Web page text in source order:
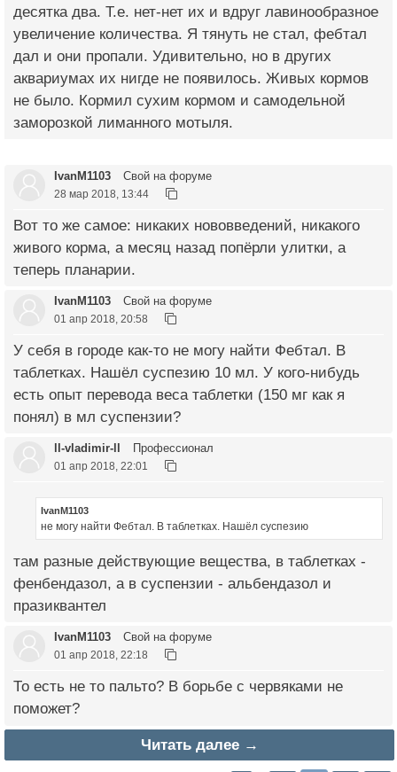
десятка два. Т.е. нет-нет их и вдруг лавинообразное
увеличение количества. Я тянуть не стал, фебтал
дал и они пропали. Удивительно, но в других
аквариумах их нигде не появилось. Живых кормов
не было. Кормил сухим кормом и самодельной
заморозкой лиманного мотыля.
IvanM1103 Свой на форуме
28 мар 2018, 13:44
Вот то же самое: никаких нововведений, никакого
живого корма, а месяц назад попёрли улитки, а
теперь планарии.
IvanM1103 Свой на форуме
01 апр 2018, 20:58
У себя в городе как-то не могу найти Фебтал. В
таблетках. Нашёл суспезию 10 мл. У кого-нибудь
есть опыт перевода веса таблетки (150 мг как я
понял) в мл суспензии?
ll-vladimir-ll Профессионал
01 апр 2018, 22:01
IvanM1103
не могу найти Фебтал. В таблетках. Нашёл суспезию
там разные действующие вещества, в таблетках -
фенбендазол, а в суспензии - альбендазол и
празиквантел
IvanM1103 Свой на форуме
01 апр 2018, 22:18
То есть не то пальто? В борьбе с червяками не
поможет?
Читать далее →